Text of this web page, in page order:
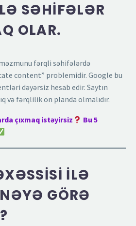
SƏHIFƏLƏR
OLAR.
fərqli səhifələrdə
content” problemidir. Google bu
dəyərsiz hesab edir. Saytın
və fərqlilik ön planda olmalıdır.
çıxmaq istəyirsiz
Bu 5
ILƏ
GÖRƏ